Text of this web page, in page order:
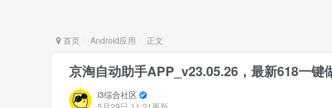
首页 Android应用 正文
京淘自动助手APP_v23.05.26，最新618一键
i3综合社区